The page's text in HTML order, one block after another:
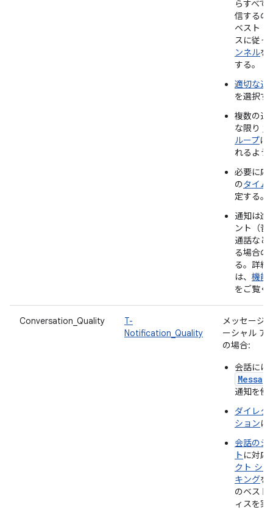
らすべて
信するの
ベスト
スに従っ
ンネルを
する。
適切な通
を選択す
複数の通
な限り 1
ループに
れるよう
必要に応
のタイム
定する。
通知は進
ント（音
通話など
る場合の
る。詳細
は、 機能
をご覧く
Conversation_Quality
T-
Notification_Quality
メッセージ
ーシャル ア
の場合:
会話には
通知を使
ダイレク
ションに
会話のシ
ト に対応
クト シ
キングを
のベスト
ィスを実